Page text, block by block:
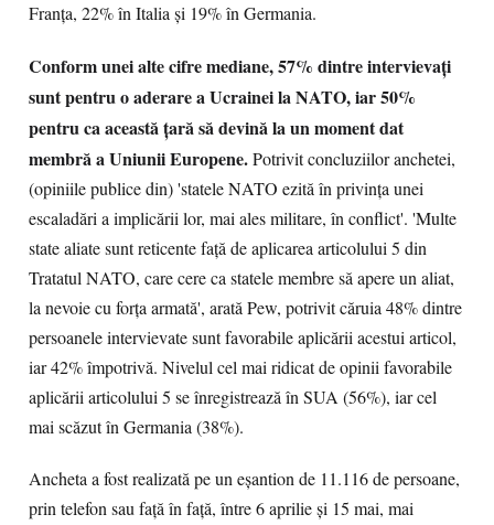
Franța, 22% în Italia și 19% în Germania.
Conform unei alte cifre mediane, 57% dintre intervievați
sunt pentru o aderare a Ucrainei la NATO, iar 50%
pentru ca această țară să devină la un moment dat
membră a Uniunii Europene.Potrivit concluziilor anchetei,
(opiniile publice din) 'statele NATO ezită în privința unei
escaladări a implicării lor, mai ales militare, în conflict'. 'Multe
state aliate sunt reticente față de aplicarea articolului 5 din
Tratatul NATO, care cere ca statele membre să apere un aliat,
la nevoie cu forța armată', arată Pew, potrivit căruia 48% dintre
persoanele intervievate sunt favorabile aplicării acestui articol,
iar 42% împotrivă. Nivelul cel mai ridicat de opinii favorabile
aplicării articolului 5 se înregistrează în SUA (56%), iar cel
mai scăzut în Germania (38%).
Ancheta a fost realizată pe un eșantion de 11.116 de persoane,
prin telefon sau față în față, între 6 aprilie și 15 mai, mai